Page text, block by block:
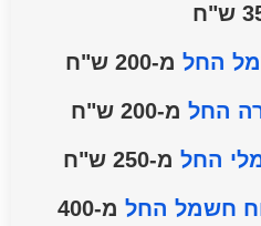
החל מ-200 ש"ח
החל מ-200 ש"ח
החל מ-250 ש"ח
חשמל החל
מ-400